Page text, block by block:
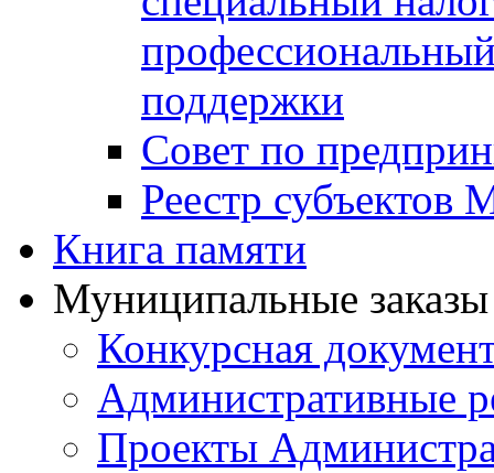
поддержки
Совет по
Реестр
Книга памяти
Муниципальные
Конкурсная
Административные
Проекты